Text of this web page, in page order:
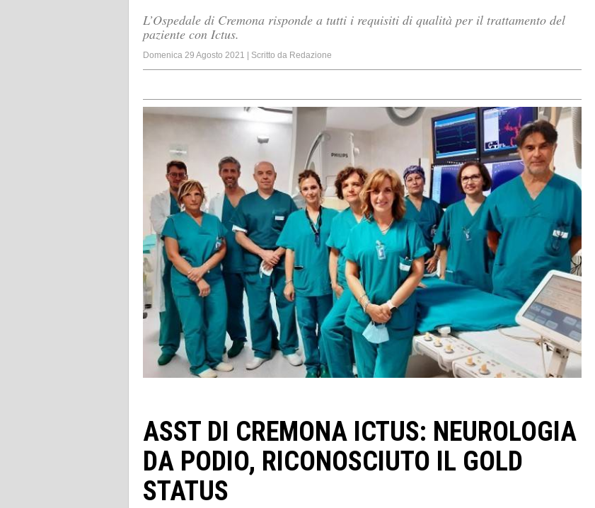
L’Ospedale di Cremona risponde a tutti i requisiti di qualità per il trattamento del
paziente con Ictus.
Domenica 29 Agosto 2021 | Scritto da Redazione
ASST DI CREMONA ICTUS: NEUROLOGIA
DA PODIO, RICONOSCIUTO IL GOLD
STATUS